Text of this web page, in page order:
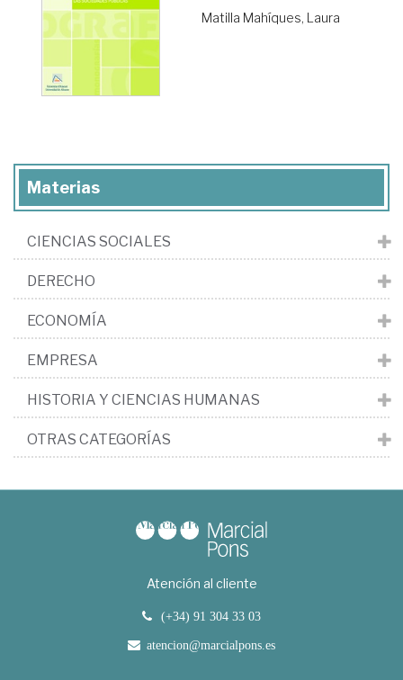
Matilla Mahíques, Laura
Materias
CIENCIAS SOCIALES
DERECHO
ECONOMÍA
EMPRESA
HISTORIA Y CIENCIAS HUMANAS
OTRAS CATEGORÍAS
Atención al cliente
(+34) 91 304 33 03
atencion@marcialpons.es